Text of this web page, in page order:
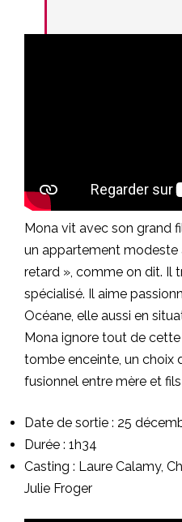
Mona vit avec son grand
un appartement modeste
retard », comme on dit. Il
spécialisé. Il aime
Océane, elle aussi en
Mona ignore tout de
tombe enceinte, un choix
fusionnel entre mère et
Date de sortie : 25
Durée : 1h34
Casting : Laure Calamy,
Julie Froger